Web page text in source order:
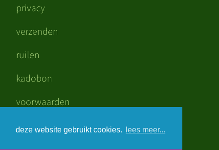
deze website gebruikt cookies. lees meer...
privacy
verzenden
ruilen
kadobon
voorwaarden
mooi verdiend